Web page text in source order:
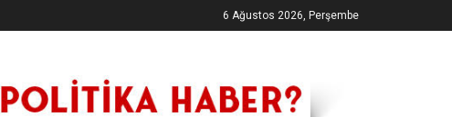
6 Ağustos 2026, Perşembe